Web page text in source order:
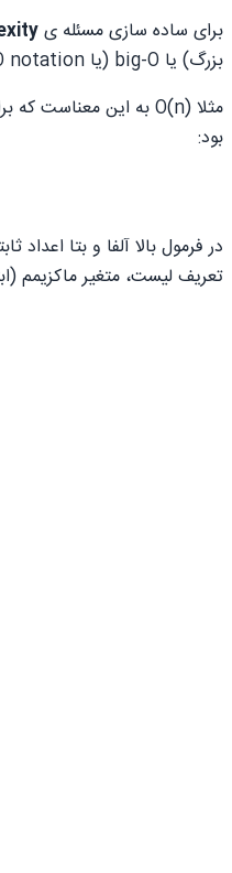
برای ساده سازی مسئله ی
بزرگ) یا big-O (یا big-O notation ) نمایش می دهیم.
بود:
در فرمول بالا آلفا و بتا
تعریف لیست، متغیر ماکزیمم